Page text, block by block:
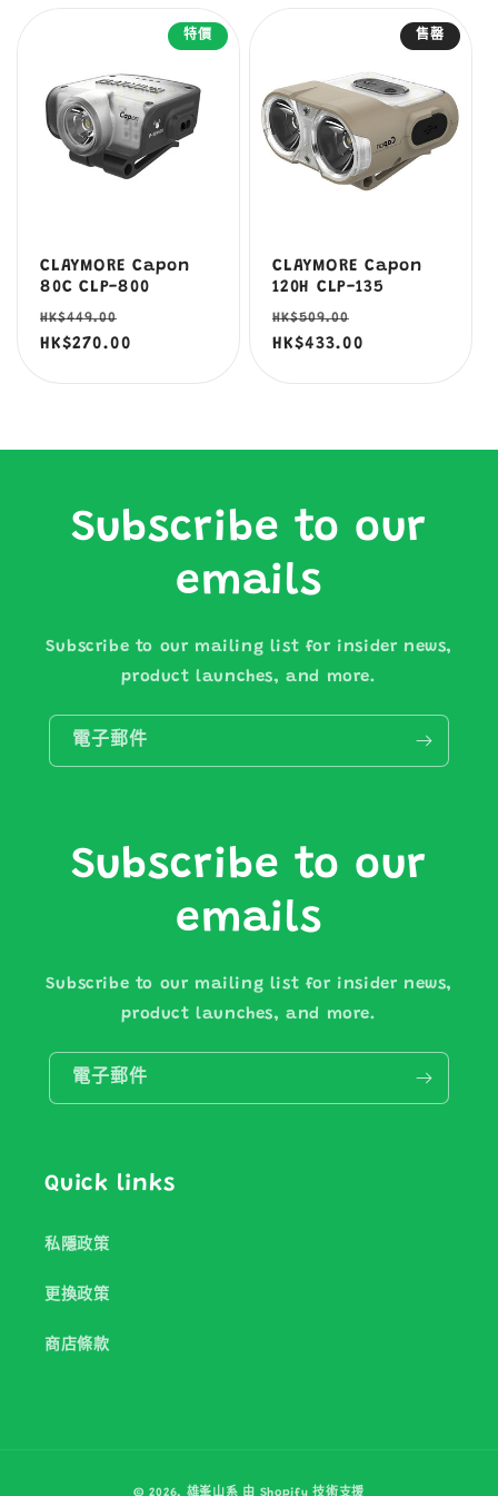
特價
CLAYMORE Capon
80C CLP-800
定
價
HK$449.00
價
HK$270.00
售罄
CLAYMORE Capon
120H CLP-135
定
價
HK$509.00
價
HK$433.00
Subscribe to our
emails
Subscribe to our mailing list for insider news,
product launches, and more.
電子郵件
Subscribe to our
emails
Subscribe to our mailing list for insider news,
product launches, and more.
電子郵件
Quick links
私隱政策
更換政策
商店條款
付
© 2026, 雄峯山系 由 Shopify 技術支援